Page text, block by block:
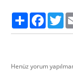
Paylaş Facebook
Henüz yorum